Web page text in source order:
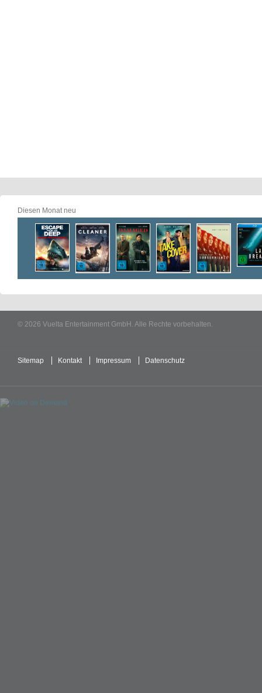
Diesen Monat neu
© 2026 Vuelta Entertainment GmbH. Alle Rechte vorbehalten.
Sitemap Kontakt Impressum Datenschutz